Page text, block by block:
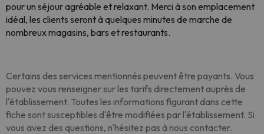
pour un séjour agréable et relaxant. Merci à son emplacement
idéal, les clients seront à quelques minutes de marche de
nombreux magasins, bars et restaurants.
Certains des services mentionnés peuvent être payants. Vous
pouvez vous renseigner sur les tarifs directement auprès de
l'établissement. Toutes les informations figurant dans cette
fiche sont susceptibles d'être modifiées par l'établissement. Si
vous avez des questions, n'hésitez pas à nous contacter.